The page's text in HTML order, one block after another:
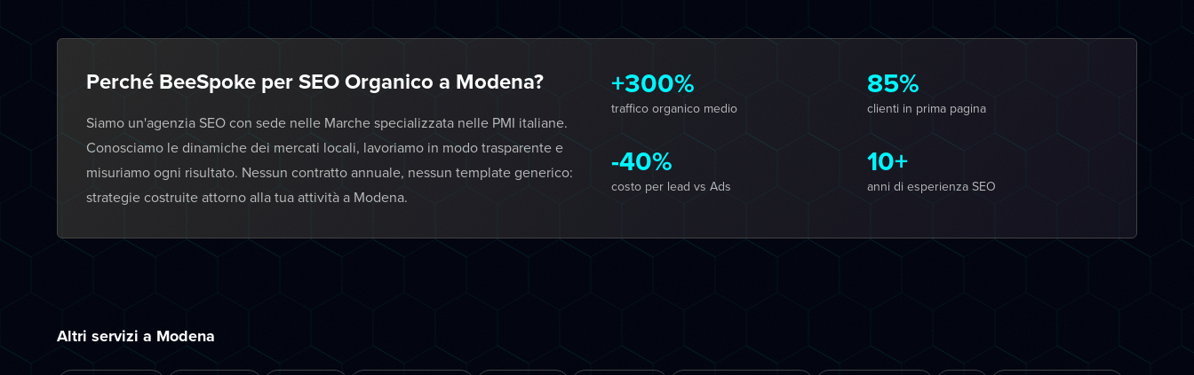
Perché BeeSpoke per SEO Organico a Modena?
Siamo un'agenzia SEO con sede nelle Marche specializzata nelle PMI italiane.
Conosciamo le dinamiche dei mercati locali, lavoriamo in modo trasparente e
misuriamo ogni risultato. Nessun contratto annuale, nessun template generico:
strategie costruite attorno alla tua attività a Modena.
+300%
traffico organico medio
85%
clienti in prima pagina
-40%
costo per lead vs Ads
10+
anni di esperienza SEO
Altri servizi a Modena